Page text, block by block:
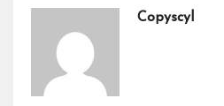
Copyscyl